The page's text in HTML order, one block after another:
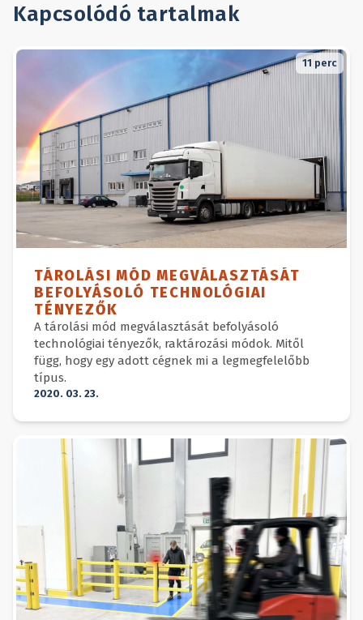
Kapcsolódó tartalmak
11 perc
TÁROLÁSI MÓD MEGVÁLASZTÁSÁT
BEFOLYÁSOLÓ TECHNOLÓGIAI
TÉNYEZŐK
A tárolási mód megválasztását befolyásoló
technológiai tényezők, raktározási módok. Mitől
függ, hogy egy adott cégnek mi a legmegfelelőbb
típus.
2020. 03. 23.